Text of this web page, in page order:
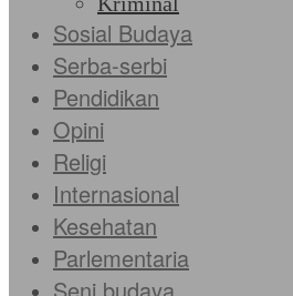
Sosial Budaya
Serba-serbi
Pendidikan
Opini
Religi
Internasional
Kesehatan
Parlementaria